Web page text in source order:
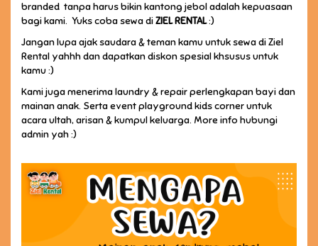
branded tanpa harus bikin kantong jebol adalah kepuasaan
bagi kami. Yuks coba sewa diZIEL RENTAL:)
Jangan lupa ajak saudara & teman kamu untuk sewa di Ziel
Rental yahhh dan dapatkan diskon spesial khsusus untuk
kamu :)
Kami juga menerima laundry & repair perlengkapan bayi dan
mainan anak. Serta event playground kids corner untuk
acara ultah, arisan & kumpul keluarga. More info hubungi
admin yah :)